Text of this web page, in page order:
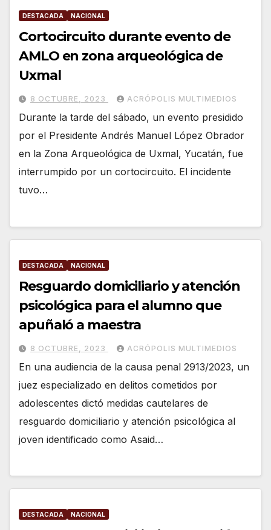
DESTACADA NACIONAL
Cortocircuito durante evento de
AMLO en zona arqueológica de
Uxmal
8 OCTUBRE, 2023 ACRÓPOLIS MULTIMEDIOS
Durante la tarde del sábado, un evento presidido
por el Presidente Andrés Manuel López Obrador
en la Zona Arqueológica de Uxmal, Yucatán, fue
interrumpido por un cortocircuito. El incidente
tuvo…
DESTACADA NACIONAL
Resguardo domiciliario y atención
psicológica para el alumno que
apuñaló a maestra
8 OCTUBRE, 2023 ACRÓPOLIS MULTIMEDIOS
En una audiencia de la causa penal 2913/2023, un
juez especializado en delitos cometidos por
adolescentes dictó medidas cautelares de
resguardo domiciliario y atención psicológica al
joven identificado como Asaid…
DESTACADA NACIONAL